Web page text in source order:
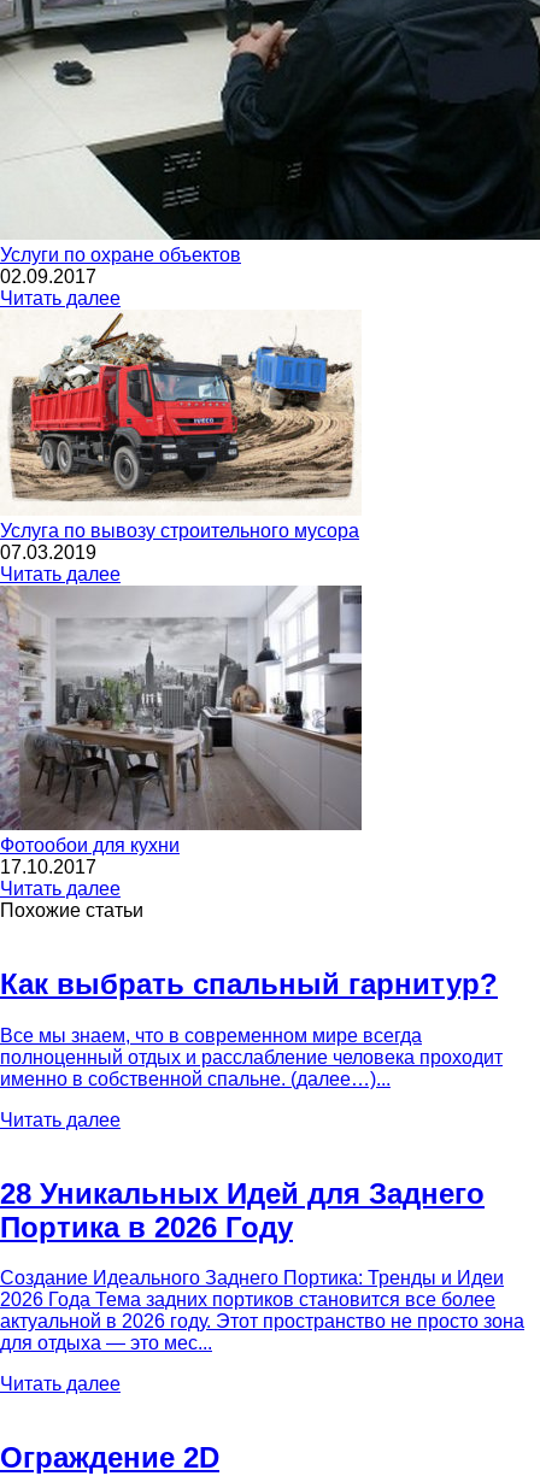
Услуги по охране объектов
02.09.2017
Читать далее
Услуга по вывозу строительного мусора
07.03.2019
Читать далее
Фотообои для кухни
17.10.2017
Читать далее
Похожие статьи
Как выбрать спальный гарнитур?
Все мы знаем, что в современном мире всегда
полноценный отдых и расслабление человека проходит
именно в собственной спальне. (далее…)...
Читать далее
28 Уникальных Идей для Заднего
Портика в 2026 Году
Создание Идеального Заднего Портика: Тренды и Идеи
2026 Года Тема задних портиков становится все более
актуальной в 2026 году. Этот пространство не просто зона
для отдыха — это мес...
Читать далее
Ограждение 2D